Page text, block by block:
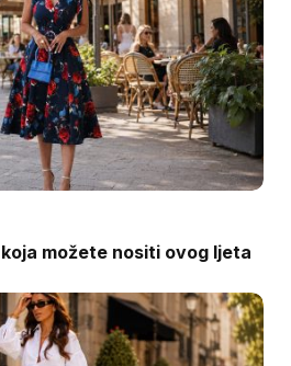
možete nositi ovog ljeta